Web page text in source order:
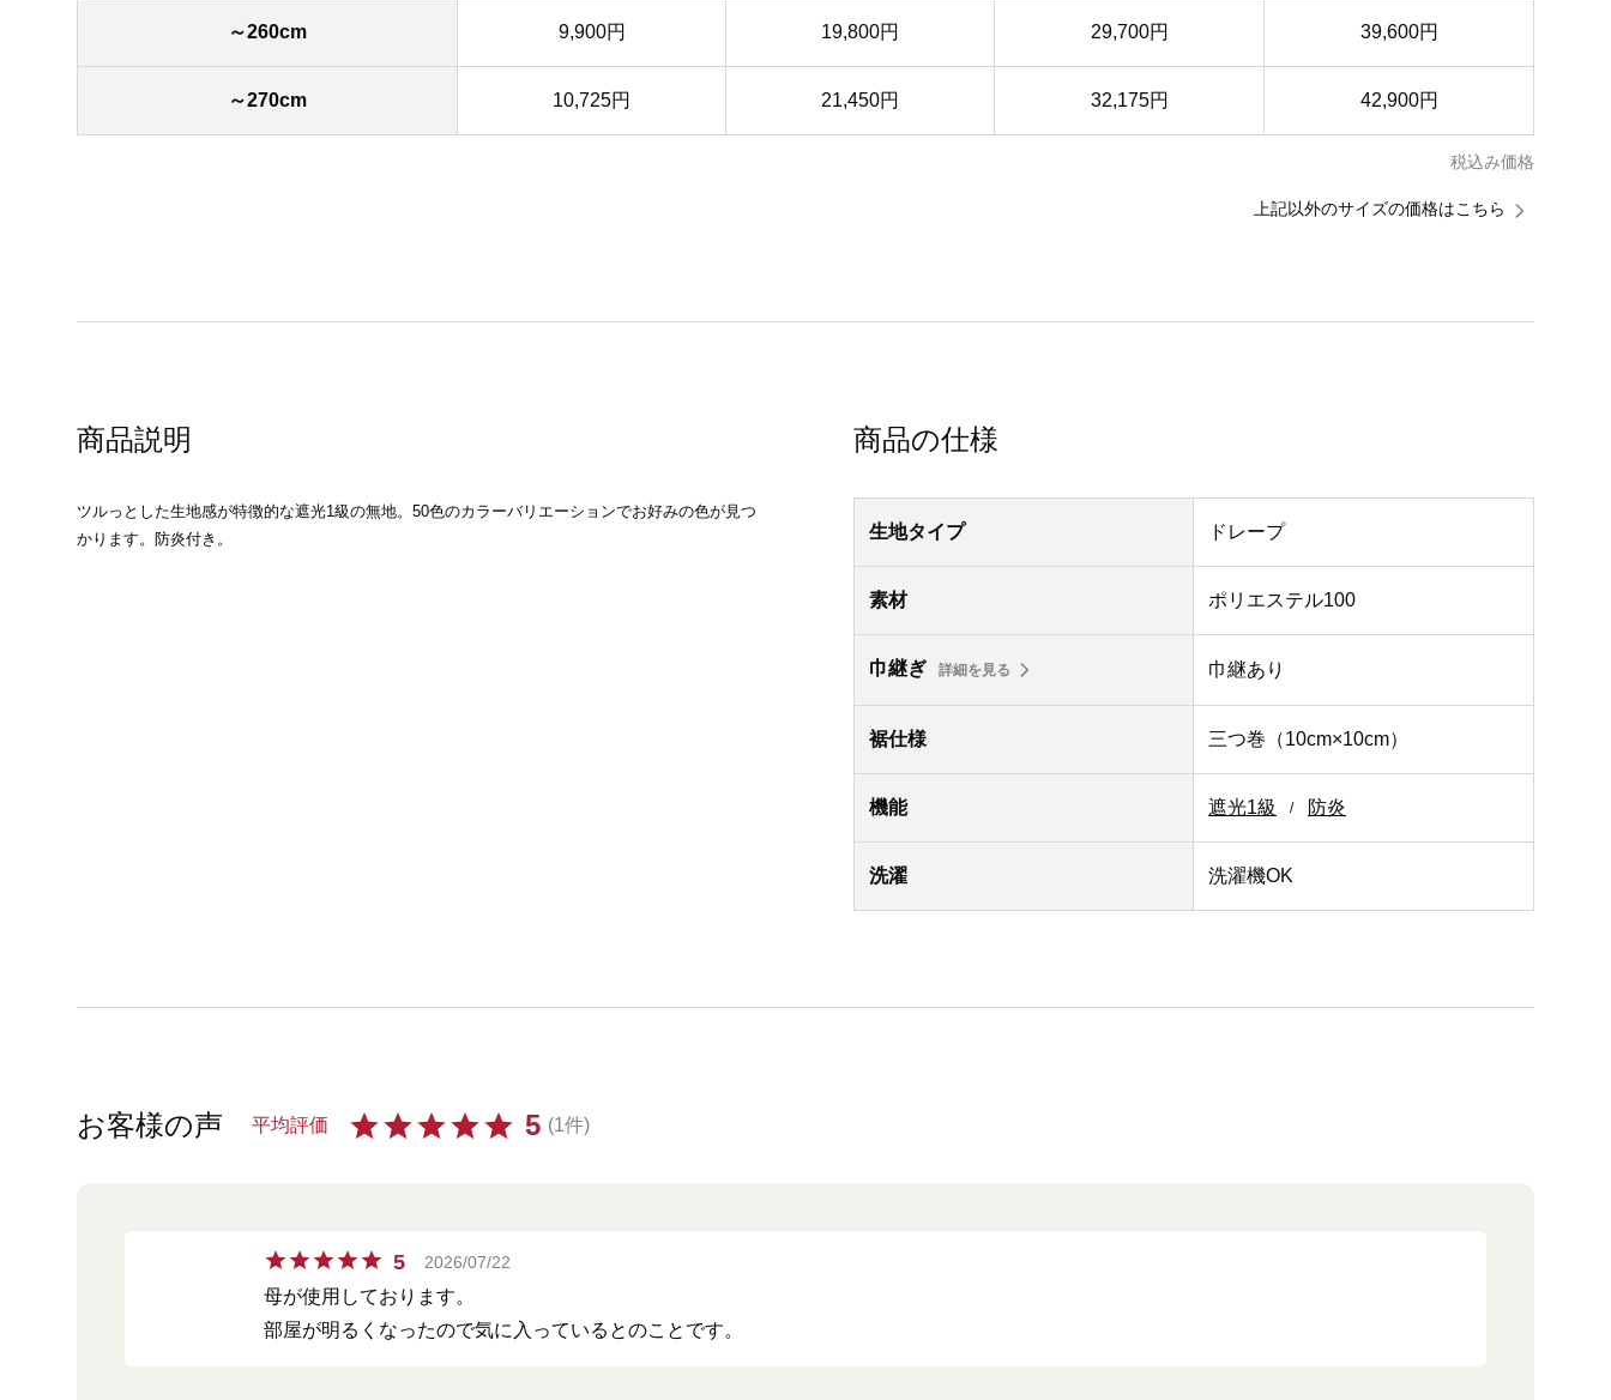
～260cm 9,900円 19,800円 29,700円 39,600円
～270cm 10,725円 21,450円 32,175円 42,900円
税込み価格
上記以外のサイズの価格はこちら
商品説明
ツルっとした生地感が特徴的な遮光1級の無地。50色のカラーバリエーションでお好みの色が見つ
かります。防炎付き。
商品の仕様
生地タイプ ドレープ
素材 ポリエステル100
巾継ぎ 詳細を見る 巾継あり
裾仕様 三つ巻（10cm×10cm）
機能 遮光1級 防炎
洗濯 洗濯機OK
お客様の声 平均評価 5 (1件)
5 2026/07/22
母が使用しております。
部屋が明るくなったので気に入っているとのことです。